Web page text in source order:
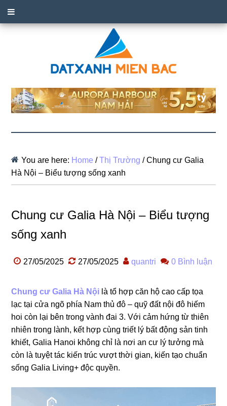
You are here: Home / Thị Trường /Chung cư Galia
Hà Nội – Biểu tượng sống xanh
Chung cư Galia Hà Nội – Biểu tượng
sống xanh
27/05/2025 27/05/2025 quantri 0 Bình luận
Chung cư Galia Hà Nội là tổ hợp căn hộ cao cấp tọa
lạc tại cửa ngõ phía Nam thủ đô – quỹ đất nội đô hiếm
hoi còn lại bên trong vành đai 3. Với cảm hứng từ thiên
nhiên trong lành, kết hợp cùng triết lý bất động sản tinh
khiết, Galia Hanoi không chỉ là nơi an cư lý tưởng mà
còn là tuyệt tác kiến trúc vượt thời gian, kiến tạo chuẩn
sống Galia Living+ độc quyền.